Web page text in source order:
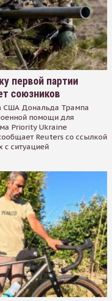
первой партии
союзников
США Дональда Трампа
помощи для
Priority Ukraine
Reuters со ссылкой
с ситуацией